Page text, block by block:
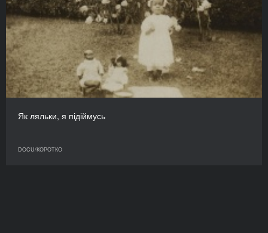
Як ляльки, я підіймусь
DOCU/КОРОТКО